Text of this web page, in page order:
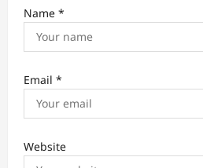
Name *
Email *
Website